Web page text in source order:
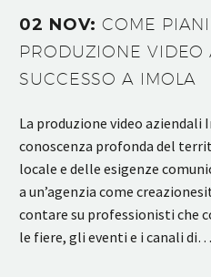
02 NOV:COME
PRODUZIONE VIDEO
SUCCESSO A IMOLA
La produzione video aziendali
conoscenza profonda del
locale e delle esigenze
a un’agenzia come
contare su professionisti che
le fiere, gli eventi e i canali di…